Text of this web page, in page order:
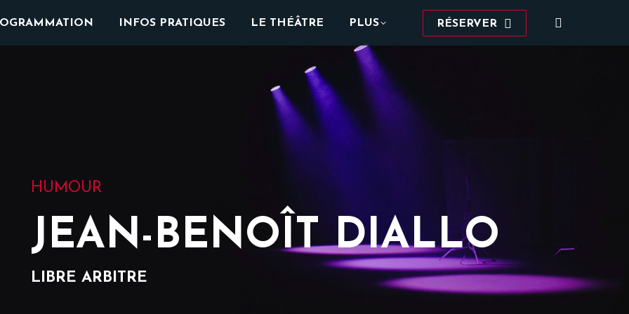
INFOS PRATIQUES LE THÉÂTRE PLUS RÉSERVER
Recherche
HUMOUR
JEAN-BENOÎT DIALLO
LIBRE ARBITRE